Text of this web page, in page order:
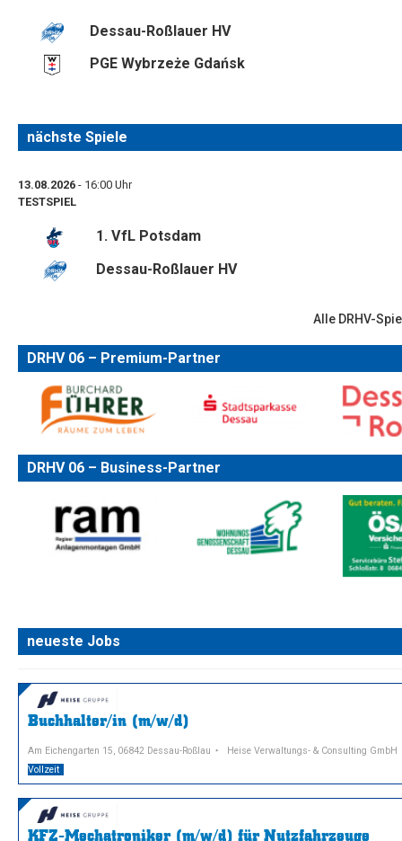
Dessau-Roßlauer HV
PGE Wybrzeże Gdańsk
nächste Spiele
13.08.2026 - 16:00 Uhr
TESTSPIEL
1. VfL Potsdam
Dessau-Roßlauer HV
Alle DRHV-
DRHV 06 – Premium-Partner
DRHV 06 – Business-Partner
neueste Jobs
Buchhalter/in (m/w/d)
Am Eichengarten 15, 06842 Dessau-Roßlau
Heise Verwaltungs- & Consulting GmbH
Vollzeit
KFZ-Mechatroniker (m/w/d) für Nutzfahrzeuge